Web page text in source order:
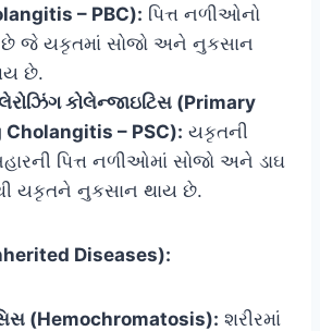
– PBC): પિત્ત નળીઓનો
છે જે યકૃતમાં સોજો અને નુકસાન
છે.
કોલેન્જાઇટિસ (Primary
– PSC): યકૃતની
પિત્ત નળીઓમાં સોજો અને ડાઘ
યકૃતને નુકસાન થાય છે.
Diseases):
(Hemochromatosis): શરીરમાં